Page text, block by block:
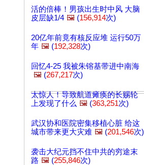
活的倍棒！男孩出生时中风 大脑
皮层缺1/4 🖼️ (156,914次)
20亿年前竟有核反应堆 运行50万
年 🖼️ (192,328次)
回忆4-25 我被朱镕基带进中南海
🖼️ (267,217次)
太惊人！导致航道瘫痪的长赐轮
上发现了什么 🖼️ (363,251次)
武汉协和医院密集移植心脏 给这
城市带来更大灾难 🖼️ (201,546次)
袭击大纪元挡不住中共的穷途末
路 🖼️ (255,846次)